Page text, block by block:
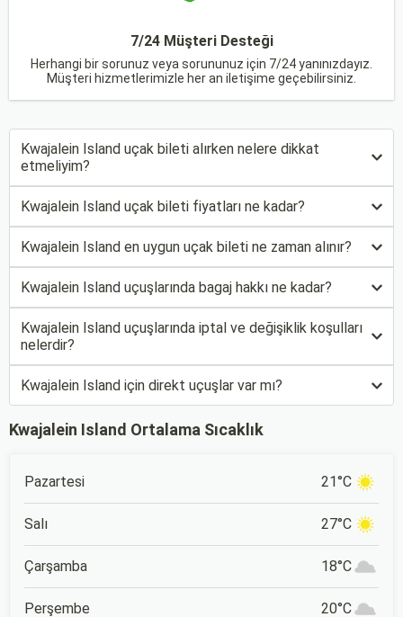
7/24 Müşteri Desteği
Herhangi bir sorunuz veya sorununuz için 7/24 yanınızdayız.
Müşteri hizmetlerimizle her an iletişime geçebilirsiniz.
Kwajalein Island uçak bileti alırken nelere dikkat
etmeliyim?
Kwajalein Island uçak bileti fiyatları ne kadar?
Kwajalein Island en uygun uçak bileti ne zaman alınır?
Kwajalein Island uçuşlarında bagaj hakkı ne kadar?
Kwajalein Island uçuşlarında iptal ve değişiklik koşulları
nelerdir?
Kwajalein Island için direkt uçuşlar var mı?
Kwajalein Island Ortalama Sıcaklık
Pazartesi 21°C
Salı 27°C
Çarşamba 18°C
Perşembe 20°C